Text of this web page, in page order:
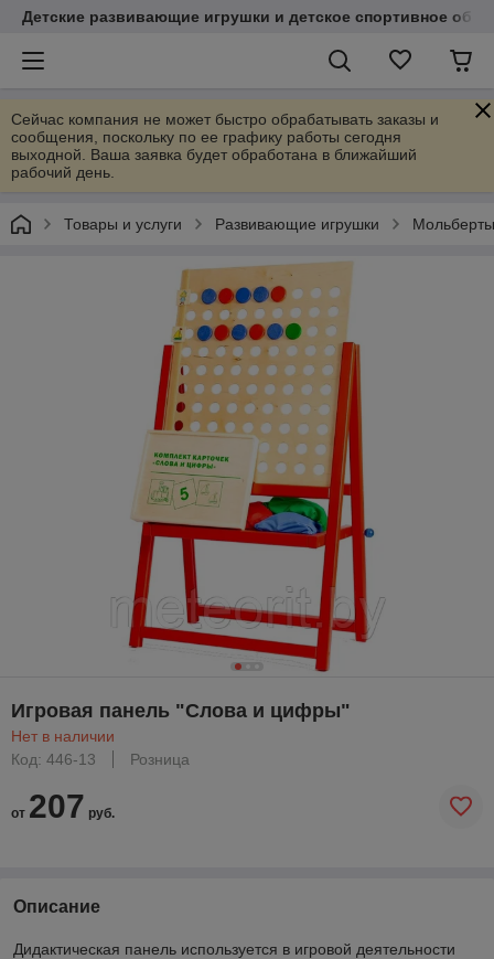
Детские развивающие игрушки и детское спортивное
Сейчас компания не может быстро обрабатывать заказы и
сообщения, поскольку по ее графику работы сегодня
выходной. Ваша заявка будет обработана в ближайший
рабочий день.
Товары и услуги Развивающие игрушки
Игровая панель "Слова и цифры"
Нет в наличии
Код: 446-13
Розница
от 207 руб.
Описание
Дидактическая панель используется в игровой деятельности